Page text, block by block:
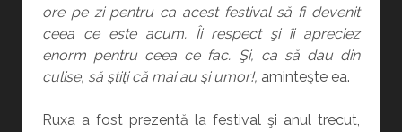
ore pe zi pentru ca acest festival să fi devenit
ceea ce este acum. Îi respect şi îi apreciez
enorm pentru ceea ce fac. Şi, ca să dau din
culise, să ştiţi că mai au şi umor!, aminteşte ea.
Ruxa a fost prezentă la festival şi anul trecut,